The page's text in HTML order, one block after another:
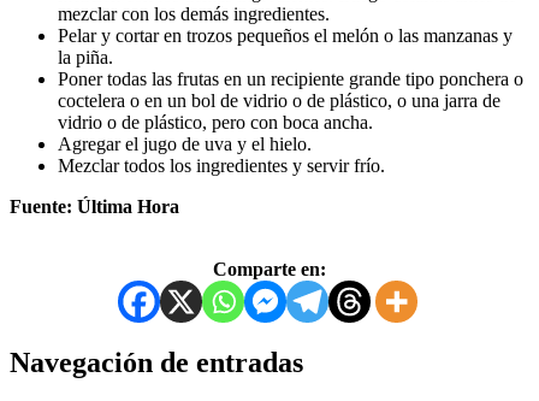
mezclar con los demás ingredientes.
Pelar y cortar en trozos pequeños el melón o las manzanas y
la piña.
Poner todas las frutas en un recipiente grande tipo ponchera o
coctelera o en un bol de vidrio o de plástico, o una jarra de
vidrio o de plástico, pero con boca ancha.
Agregar el jugo de uva y el hielo.
Mezclar todos los ingredientes y servir frío.
Fuente: Última Hora
Comparte en:
Navegación de entradas